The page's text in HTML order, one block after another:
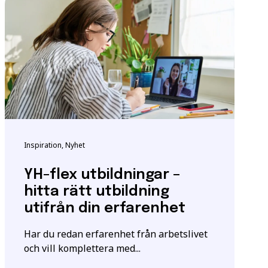
Inspiration, Nyhet
YH-flex utbildningar –
hitta rätt utbildning
utifrån din erfarenhet
Har du redan erfarenhet från arbetslivet
och vill komplettera med...
utbildningen.
samtyckesavtalet
för
för att säkerställa